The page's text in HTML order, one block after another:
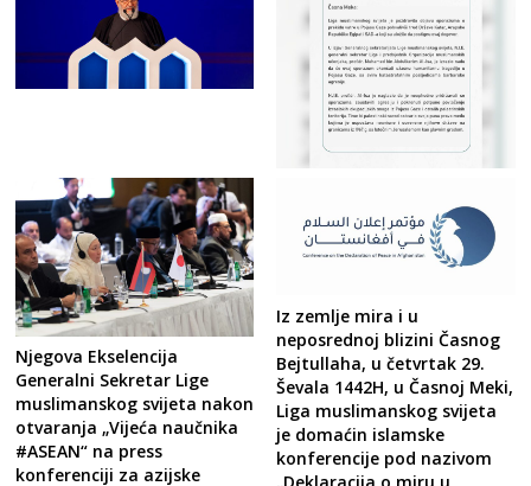
Njegova Ekselencija
Generalni Sekretar Lige
muslimanskog svijeta nakon
otvaranja „Vijeća naučnika
#ASEAN“ na press
konferenciji za azijske
Iz zemlje mira i u
neposrednoj blizini Časnog
Bejtullaha, u četvrtak 29.
Ševala 1442H, u Časnoj Meki,
Liga muslimanskog svijeta
je domaćin islamske
konferencije pod nazivom